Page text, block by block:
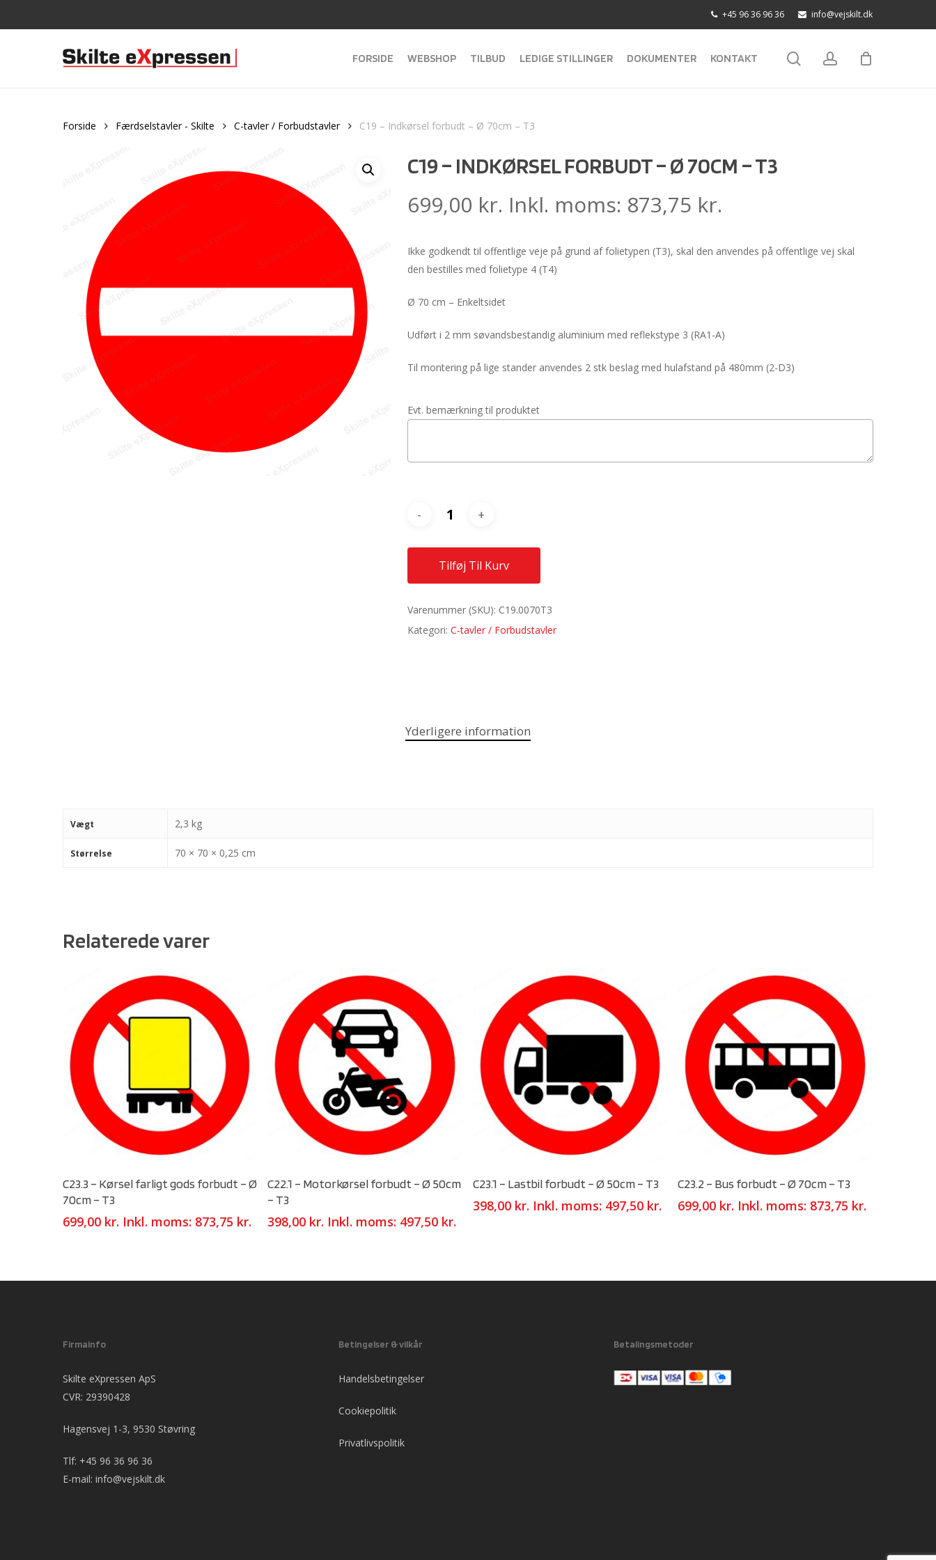
to
+45 96 36 96 36 info@vejskilt.dk
Hit enter to search or ESC to close
FORSIDE WEBSHOP TILBUD LEDIGE STILLINGER DOKUMENTER KONTAKT searchaccount
Forside Færdselstavler - Skilte C-tavler / Forbudstavler C19 – Indkørsel forbudt – Ø 70cm – T3
C19 – INDKØRSEL FORBUDT – Ø 70CM – T3
699,00 kr. Inkl. moms: 873,75 kr.
Ikke godkendt til offentlige veje på grund af folietypen (T3), skal den anvendes på offentlige vej skal
den bestilles med folietype 4 (T4)
Ø 70 cm – Enkeltsidet
Udført i 2 mm søvandsbestandig aluminium med reflekstype 3 (RA1-A)
Til montering på lige stander anvendes 2 stk beslag med hulafstand på 480mm (2-D3)
Evt. bemærkning til produktet
Tilføj Til Kurv
Varenummer (SKU): C19.0070T3
Kategori: C-tavler / Forbudstavler
Yderligere information
Vægt 2,3 kg
Størrelse 70 × 70 × 0,25 cm
Relaterede varer
C23.3 – Kørsel farligt gods forbudt – Ø
70cm – T3
699,00 kr. Inkl. moms: 873,75 kr.
C22.1 – Motorkørsel forbudt – Ø 50cm
– T3
398,00 kr. Inkl. moms: 497,50 kr.
C23.1 – Lastbil forbudt – Ø 50cm – T3
398,00 kr. Inkl. moms: 497,50 kr.
C23.2 – Bus forbudt – Ø 70cm – T3
699,00 kr. Inkl. moms: 873,75 kr.
Firmainfo
Skilte eXpressen ApS
CVR: 29390428
Hagensvej 1-3, 9530 Støvring
Tlf: +45 96 36 96 36
E-mail: info@vejskilt.dk
Betingelser & vilkår
Handelsbetingelser
Cookiepolitik
Privatlivspolitik
Betalingsmetoder